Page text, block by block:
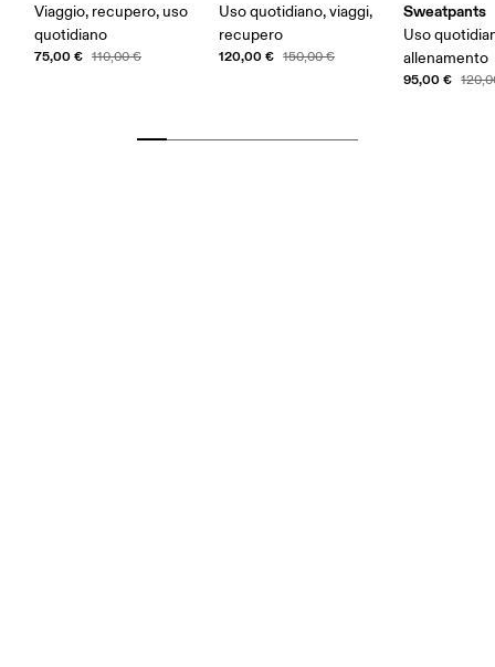
Viaggio, recupero, uso
quotidiano
75,00 € 110,00 €
Uso quotidiano, viaggi,
recupero
120,00 € 150,00 €
Sweatpants
Uso
allenamento
95,00 €